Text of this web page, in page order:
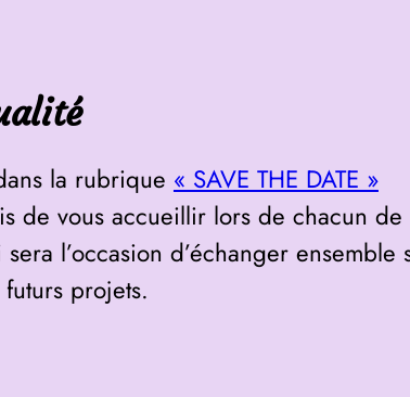
la rubrique « SAVE THE DATE »
de vous accueillir lors de chacun de
l’occasion d’échanger ensemble
projets.